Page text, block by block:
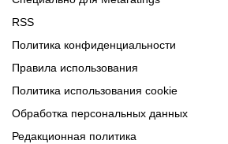
RSS
Политика конфиденциальности
Правила использования
Политика использования cookie
Обработка персональных данных
Редакционная политика